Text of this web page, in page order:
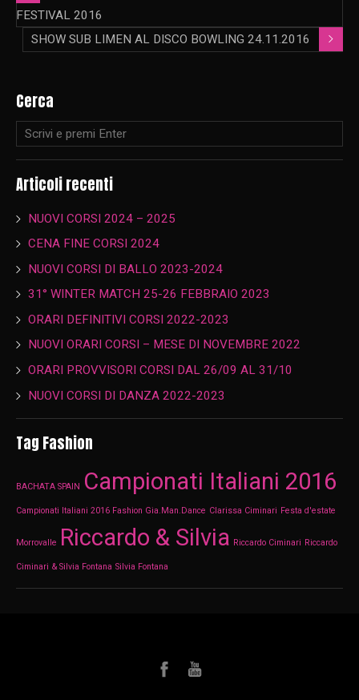
FESTIVAL 2016
SHOW SUB LIMEN AL DISCO BOWLING 24.11.2016
Cerca
Articoli recenti
NUOVI CORSI 2024 – 2025
CENA FINE CORSI 2024
NUOVI CORSI DI BALLO 2023-2024
31° WINTER MATCH 25-26 FEBBRAIO 2023
ORARI DEFINITIVI CORSI 2022-2023
NUOVI ORARI CORSI – MESE DI NOVEMBRE 2022
ORARI PROVVISORI CORSI DAL 26/09 AL 31/10
NUOVI CORSI DI DANZA 2022-2023
Tag Fashion
BACHATA SPAIN Campionati Italiani 2016
Campionati Italiani 2016 Fashion Gia.Man.Dance Clarissa Ciminari Festa d'estate
Morrovalle Riccardo & Silvia Riccardo Ciminari Riccardo
Ciminari & Silvia Fontana Silvia Fontana